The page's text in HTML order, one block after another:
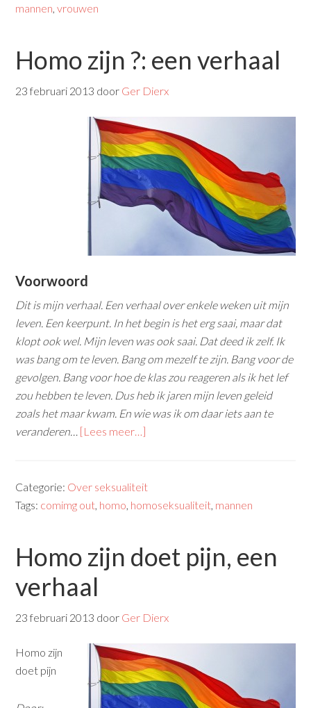
mannen,vrouwen
Homo zijn ?: een verhaal
23 februari 2013 door Ger Dierx
Voorwoord
Dit is mijn verhaal. Een verhaal over enkele weken uit mijn
leven. Een keerpunt. In het begin is het erg saai, maar dat
klopt ook wel. Mijn leven was ook saai. Dat deed ik zelf. Ik
was bang om te leven. Bang om mezelf te zijn. Bang voor de
gevolgen. Bang voor hoe de klas zou reageren als ik het lef
zou hebben te leven. Dus heb ik jaren mijn leven geleid
zoals het maar kwam. En wie was ik om daar iets aan te
veranderen… [Lees meer…]
Categorie: Over seksualiteit
Tags: comimg out, homo, homoseksualiteit, mannen
Homo zijn doet pijn, een
verhaal
23 februari 2013 door Ger Dierx
Homo zijn
doet pijn